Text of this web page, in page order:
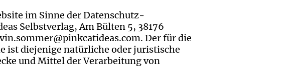
im Sinne der Datenschutz-
Selbstverlag, Am Bülten 5, 38176
Der für die
ist diejenige natürliche oder juristische
und Mittel der Verarbeitung von